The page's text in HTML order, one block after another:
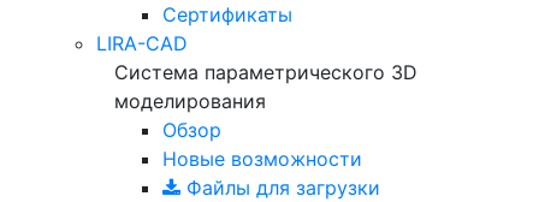
Сертификаты
LIRA-CAD
Система параметрического 3D
моделирования
Обзор
Новые возможности
Файлы для загрузки